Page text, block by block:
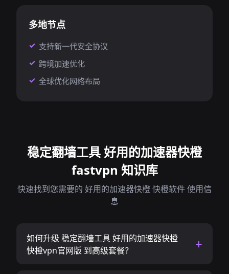
多地节点
支持新一代安全协议
跨境加速优化
全球优化网络布局
稳定翻墙工具 好用的加速器快橙
fastvpn 知识库
快速找到您需要的 好用的加速器快橙 快橙软件 使用信
息
如何升级 稳定翻墙工具 好用的加速器快橙
快橙vpn官网版 到高级套餐？